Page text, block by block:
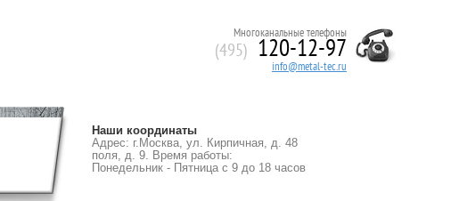
Многоканальные телефоны
(495) 120-12-97
info@metal-tec.ru
Наши координаты
Адрес: г.Москва, ул. Кирпичная, д. 48
поля, д. 9. Время работы:
Понедельник - Пятница с 9 до 18 часов